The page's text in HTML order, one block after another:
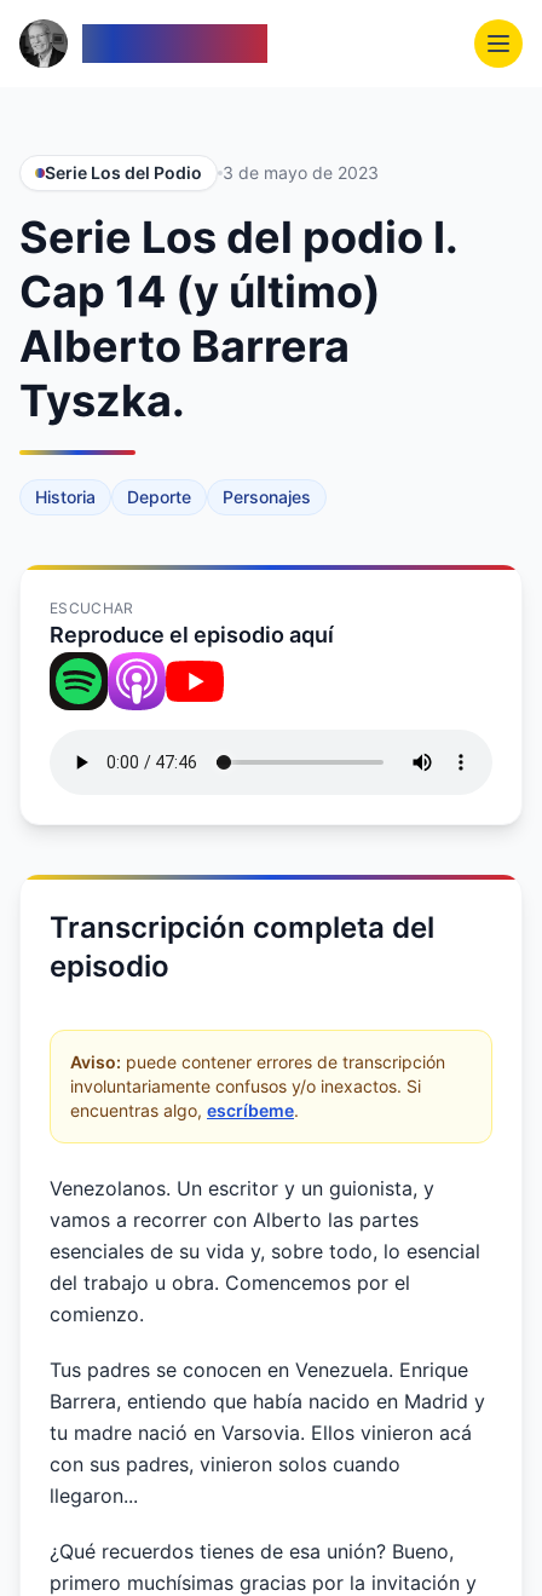
Serie Los del Podio 3 de mayo de 2023
Serie Los del podio I.
Cap 14 (y último)
Alberto Barrera
Tyszka.
Historia Deporte Personajes
ESCUCHAR
Reproduce el episodio aquí
Transcripción completa del
episodio
Aviso: puede contener errores de transcripción
involuntariamente confusos y/o inexactos. Si
encuentras algo, escríbeme.
Venezolanos. Un escritor y un guionista, y
vamos a recorrer con Alberto las partes
esenciales de su vida y, sobre todo, lo esencial
del trabajo u obra. Comencemos por el
comienzo.
Tus padres se conocen en Venezuela. Enrique
Barrera, entiendo que había nacido en Madrid y
tu madre nació en Varsovia. Ellos vinieron acá
con sus padres, vinieron solos cuando
llegaron...
¿Qué recuerdos tienes de esa unión? Bueno,
primero muchísimas gracias por la invitación y